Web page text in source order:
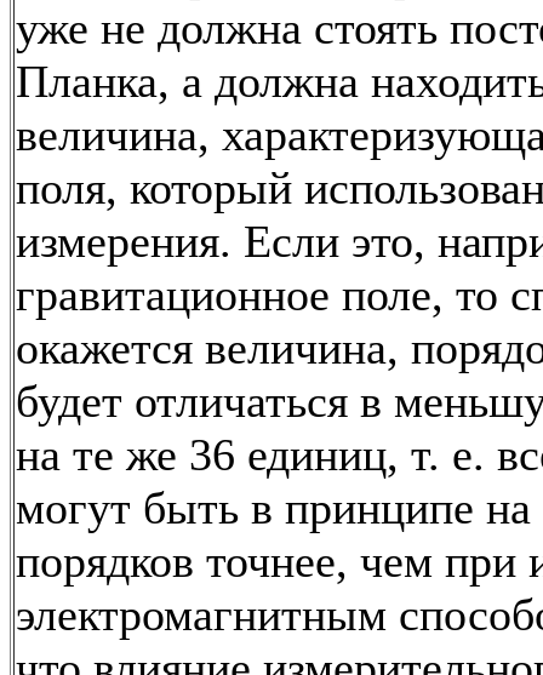
уже не должна стоять
Планка, а должна
величина,
поля, который
измерения. Если это,
гравитационное поле, то
окажется величина,
будет отличаться в
на те же 36 единиц, т. е.
могут быть в принципе на
порядков точнее, чем при
электромагнитным